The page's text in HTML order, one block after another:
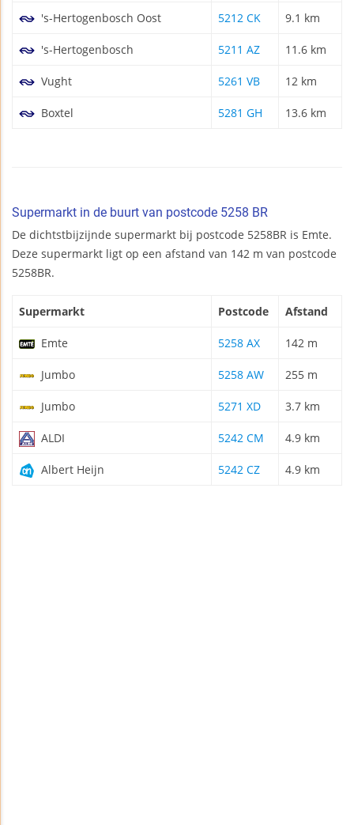
's-Hertogenbosch Oost 5212 CK 9.1 km
's-Hertogenbosch 5211 AZ 11.6 km
Vught 5261 VB 12 km
Boxtel 5281 GH 13.6 km
Supermarkt in de buurt van postcode 5258 BR
De dichtstbijzijnde supermarkt bij postcode 5258BR is Emte.
Deze supermarkt ligt op een afstand van 142 m van postcode
5258BR.
Supermarkt Postcode Afstand
Emte 5258 AX 142 m
Jumbo 5258 AW 255 m
Jumbo 5271 XD 3.7 km
ALDI 5242 CM 4.9 km
Albert Heijn 5242 CZ 4.9 km